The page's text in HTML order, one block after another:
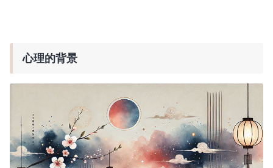
心理的背景